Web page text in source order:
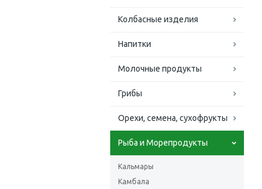
Колбасные изделия
Напитки
Молочные продукты
Грибы
Орехи, семена, сухофрукты
Рыба и Морепродукты
Кальмары
Камбала